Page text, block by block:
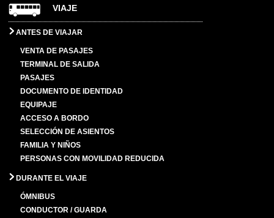
VIAJE
ANTES DE VIAJAR
VENTA DE PASAJES
TERMINAL DE SALIDA
PASAJES
DOCUMENTO DE IDENTIDAD
EQUIPAJE
ACCESO A BORDO
SELECCIÓN DE ASIENTOS
FAMILIA Y NIÑOS
PERSONAS CON MOVILIDAD REDUCIDA
DURANTE EL VIAJE
ÓMNIBUS
CONDUCTOR / GUARDA